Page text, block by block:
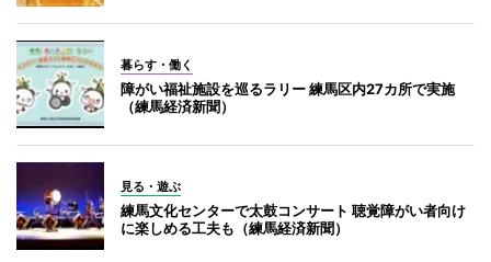
暮らす・働く
障がい福祉施設を巡るラリー 練馬区内27カ所で実施
（練馬経済新聞）
見る・遊ぶ
練馬文化センターで太鼓コンサート 聴覚障がい者向け
に楽しめる工夫も（練馬経済新聞）